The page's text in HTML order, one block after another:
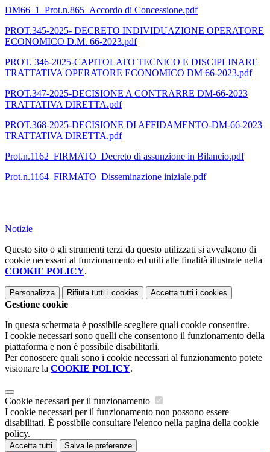
DM66_1_Prot.n.865_Accordo di Concessione.pdf
PROT.345-2025- DECRETO INDIVIDUAZIONE OPERATORE
ECONOMICO D.M. 66-2023.pdf
PROT. 346-2025-CAPITOLATO TECNICO E DISCIPLINARE
TRATTATIVA OPERATORE ECONOMICO DM 66-2023.pdf
PROT.347-2025-DECISIONE A CONTRARRE DM-66-2023
TRATTATIVA DIRETTA.pdf
PROT.368-2025-DECISIONE DI AFFIDAMENTO-DM-66-2023
TRATTATIVA DIRETTA.pdf
Prot.n.1162_FIRMATO_Decreto di assunzione in Bilancio.pdf
Prot.n.1164_FIRMATO_Disseminazione iniziale.pdf
Notizie
Questo sito o gli strumenti terzi da questo utilizzati si avvalgono di
cookie necessari al funzionamento ed utili alle finalità illustrate nella
COOKIE POLICY.
Personalizza Rifiuta tutti i cookies Accetta tutti i cookies
Gestione cookie
In questa schermata è possibile scegliere quali cookie consentire.
I cookie necessari sono quelli che consentono il funzionamento della
piattaforma e non è possibile disabilitarli.
Per conoscere quali sono i cookie necessari al funzionamento potete
visionare la COOKIE POLICY.
Cookie necessari per il funzionamento
I cookie necessari per il funzionamento non possono essere
disabilitati. È possibile consultare l'elenco nella pagina della cookie
policy.
Accetta tutti Salva le preferenze